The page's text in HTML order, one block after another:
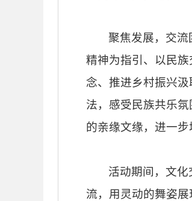
聚焦发展，交流
精神为指引、以民
念、推进乡村振兴
法，感受民族共乐
的亲缘文缘，进一
活动期间，文
流，用灵动的舞姿